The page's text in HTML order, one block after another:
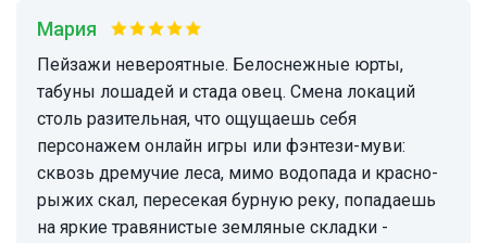
Мария
Пейзажи невероятные. Белоснежные юрты,
табуны лошадей и стада овец. Смена локаций
столь разительная, что ощущаешь себя
персонажем онлайн игры или фэнтези-муви:
сквозь дремучие леса, мимо водопада и красно-
рыжих скал, пересекая бурную реку, попадаешь
на яркие травянистые земляные складки -